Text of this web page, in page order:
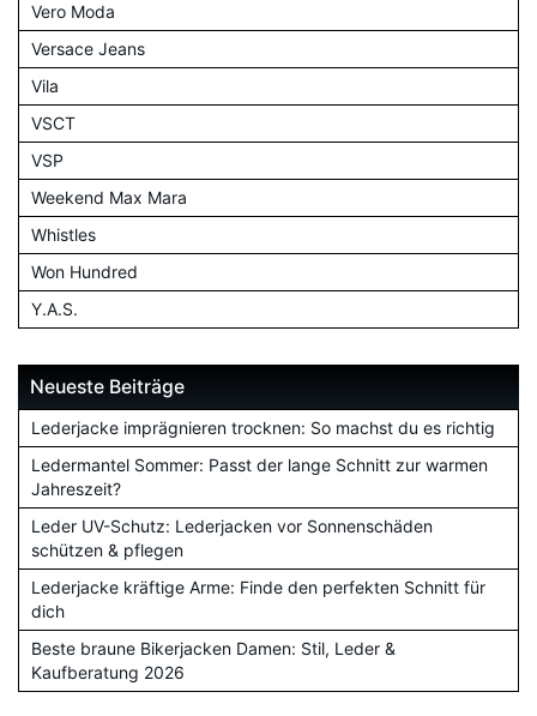
Vero Moda
Versace Jeans
Vila
VSCT
VSP
Weekend Max Mara
Whistles
Won Hundred
Y.A.S.
Neueste Beiträge
Lederjacke imprägnieren trocknen: So machst du es richtig
Ledermantel Sommer: Passt der lange Schnitt zur warmen
Jahreszeit?
Leder UV-Schutz: Lederjacken vor Sonnenschäden
schützen & pflegen
Lederjacke kräftige Arme: Finde den perfekten Schnitt für
dich
Beste braune Bikerjacken Damen: Stil, Leder &
Kaufberatung 2026